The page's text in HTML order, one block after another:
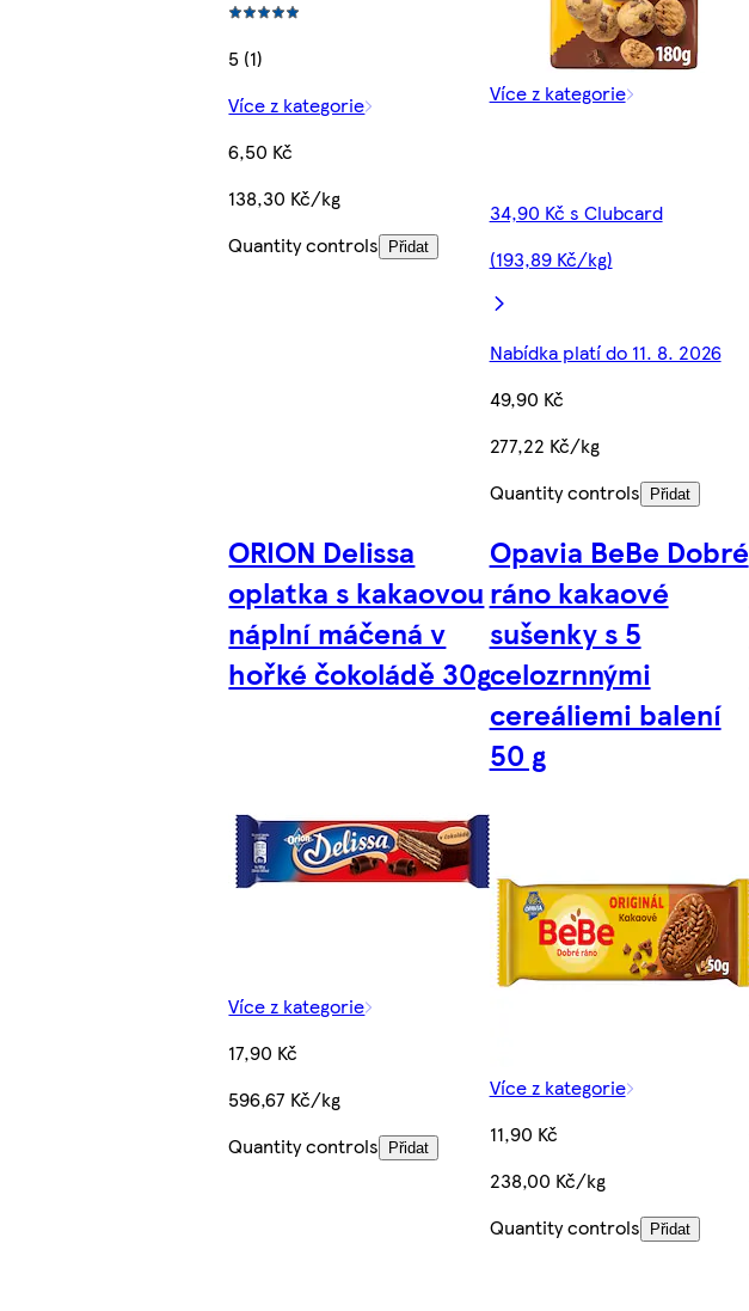
5 (1)
Více z kategorie
6,50 Kč
138,30 Kč/kg
Quantity controls
Přidat
Více z kategorie
34,90 Kč s Clubcard
(193,89 Kč/kg)
Nabídka platí do 11. 8. 2026
49,90 Kč
277,22 Kč/kg
Quantity controls
Přidat
ORION Delissa
oplatka s kakaovou
náplní máčená v
hořké čokoládě 30g
Více z kategorie
17,90 Kč
596,67 Kč/kg
Quantity controls
Přidat
Opavia BeBe Dobré
ráno kakaové
sušenky s 5
celozrnnými
cereáliemi balení
50 g
Více z kategorie
11,90 Kč
238,00 Kč/kg
Quantity controls
Přidat